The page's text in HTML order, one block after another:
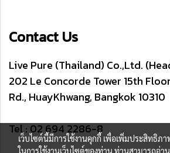
Contact Us
Live Pure (Thailand) Co.,Ltd.
202 Le Concorde Tower 15th
Rd., HuayKhwang, Bangkok 10310
Tel : 02 694 2286-8
เว็บไซต์นี้มีการใช้งานคุกกี้ เพื่อเพิ่มประสิทธิ
ในการใช้งานเว็บไซต์ของท่าน ท่านสามารถอ่า